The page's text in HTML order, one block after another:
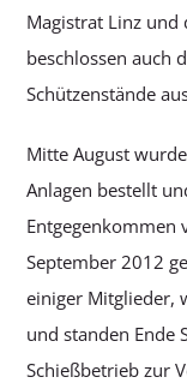
Magistrat Linz und
beschlossen auch
Schützenstände
Mitte August
Anlagen bestellt
Entgegenkommen
September 2012
einiger Mitglieder,
und standen Ende
Schießbetrieb zur